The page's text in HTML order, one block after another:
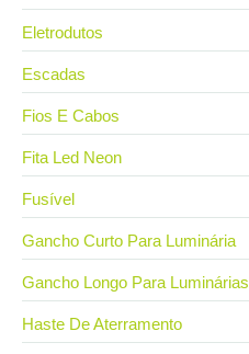
Eletrodutos
Escadas
Fios E Cabos
Fita Led Neon
Fusível
Gancho Curto Para Luminária
Gancho Longo Para Luminárias
Haste De Aterramento